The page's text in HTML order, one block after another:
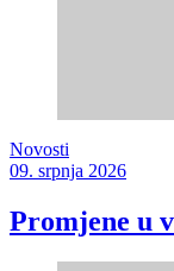
Novosti
09. srpnja 2026
Promjene u